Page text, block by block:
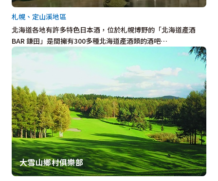
北海道各地有許多特色日本酒，位於札幌博野的「北海道產酒
BAR 鎌田」是間擁有300多種北海道產酒類的酒吧…
札幌、定山溪地區
大雪山鄉村俱樂部